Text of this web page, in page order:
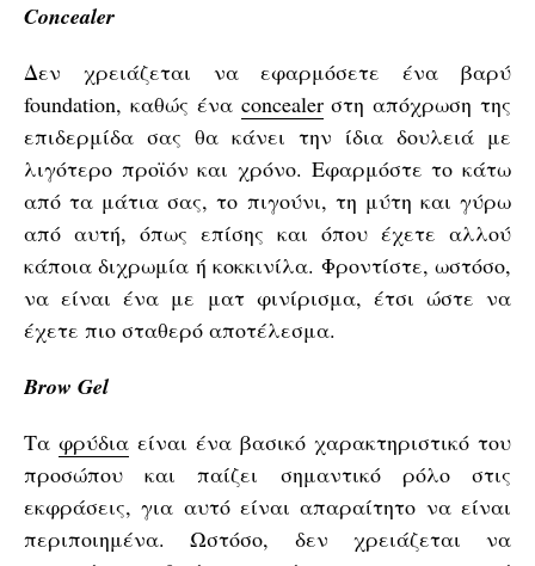
Concealer
Δεν χρειάζεται να εφαρμόσετε ένα βαρύ
foundation, καθώς ένα concealerστη απόχρωση της
επιδερμίδα σας θα κάνει την ίδια δουλειά με
λιγότερο προϊόν και χρόνο. Εφαρμόστε το κάτω
από τα μάτια σας, το πιγούνι, τη μύτη και γύρω
από αυτή, όπως επίσης και όπου έχετε αλλού
κάποια διχρωμία ή κοκκινίλα. Φροντίστε, ωστόσο,
να είναι ένα με ματ φινίρισμα, έτσι ώστε να
έχετε πιο σταθερό αποτέλεσμα.
Brow Gel
Τα φρύδια είναι ένα βασικό χαρακτηριστικό του
προσώπου και παίζει σημαντικό ρόλο στις
εκφράσεις, για αυτό είναι απαραίτητο να είναι
περιποιημένα. Ωστόσο, δεν χρειάζεται να